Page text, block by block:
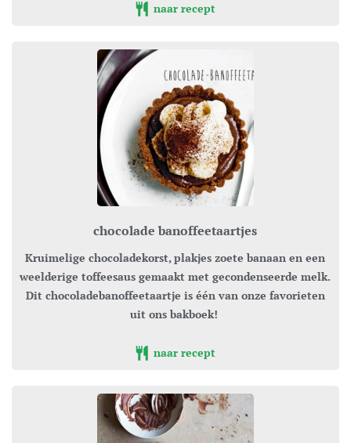
naar recept
chocolade banoffeetaartjes
Kruimelige chocoladekorst, plakjes zoete banaan en een
weelderige toffeesaus gemaakt met gecondenseerde melk.
Dit chocoladebanoffeetaartje is één van onze favorieten
uit ons bakboek!
naar recept